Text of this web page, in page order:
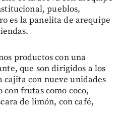
pueblos,
es la panelita de arequipe
productos con una
que son dirigidos a los
cajita con nueve unidades
frutas como coco,
de limón, con café,